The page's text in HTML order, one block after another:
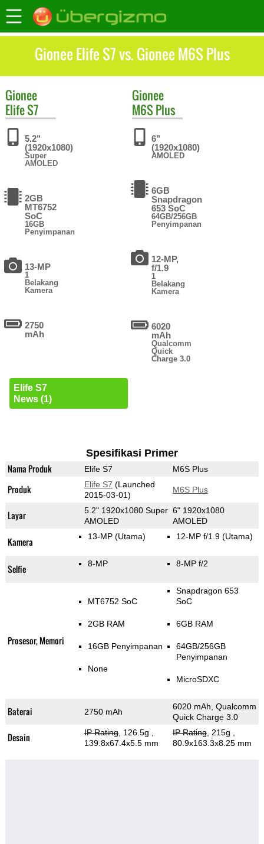
Gionee Elife S7 vs. Gionee M6S Plus
Gionee
Elife S7
5.2"
(1920x1080)
Super
AMOLED
2GB
MT6752
SoC
16GB
Penyimpanan
13-MP
1
Belakang
Kamera
2750
mAh
Elife S7
News (1)
Gionee
M6S Plus
6"
(1920x1080)
AMOLED
6GB
Snapdragon
653 SoC
64GB/256GB
Penyimpanan
12-MP,
f/1.9
1
Belakang
Kamera
6020
mAh
Qualcomm
Quick
Charge 3.0
Spesifikasi Primer
Nama Produk Elife S7 M6S Plus
Produk Elife S7 (Launched
2015-03-01)
M6S Plus
Layar
5.2" 1920x1080 Super
AMOLED
6" 1920x1080
AMOLED
Kamera 13-MP (Utama) 12-MP f/1.9 (Utama)
Selfie 8-MP 8-MP f/2
Prosesor, Memori
MT6752 SoC
2GB RAM
16GB Penyimpanan
None
Snapdragon 653
SoC
6GB RAM
64GB/256GB
Penyimpanan
MicroSDXC
Baterai 2750 mAh
6020 mAh, Qualcomm
Quick Charge 3.0
Desain IP Rating, 126.5g
139.8x67.4x5.5 mm
IP Rating, 215g
80.9x163.3x8.25 mm